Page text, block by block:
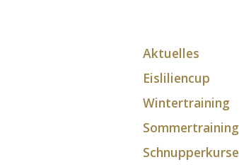
Aktuelles
Eisliliencup
Wintertraining
Sommertraining
Schnupperkurse